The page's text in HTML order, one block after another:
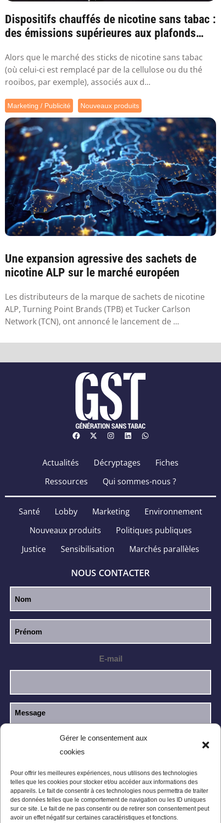
Gérer le consentement aux
cookies
Pour offrir les meilleures expériences, nous utilisons des technologies
telles que les cookies pour stocker et/ou accéder aux informations des
appareils. Le fait de consentir à ces technologies nous permettra de traiter
des données telles que le comportement de navigation ou les ID uniques
sur ce site. Le fait de ne pas consentir ou de retirer son consentement peut
avoir un effet négatif sur certaines caractéristiques et fonctions.
Dispositifs chauffés de nicotine sans tabac :
des émissions supérieures aux plafonds
Alors que le marché des sticks de nicotine sans tabac
(où celui-ci est remplacé par de la cellulose ou du thé
rooibos, par exemple), associés aux d...
Marketing / Publicité Nouveaux produits
Une expansion agressive des sachets de
nicotine ALP sur le marché européen
Les distributeurs de la marque de sachets de nicotine
ALP, Turning Point Brands (TPB) et Tucker Carlson
Network (TCN), ont annoncé le lancement de ...
Actualités Décryptages
Fiches
Ressources
Qui sommes-nous ?
Santé Lobby Marketing
Environnement
Nouveaux produits
Politiques publiques
Justice
Sensibilisation Marchés parallèles
NOUS CONTACTER
E-mail
confidentialité.